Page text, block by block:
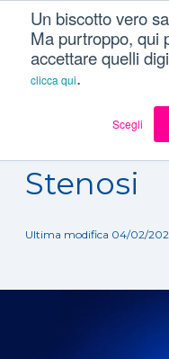
Un biscotto vero
Ma purtroppo, qui
accettare quelli
clicca qui.
Scegli
Patologie/
Stenosi
Ultima modifica 04/02/